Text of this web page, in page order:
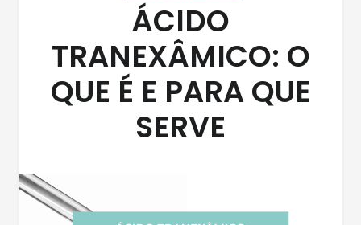
ÁCIDO
TRANEXÂMICO: O
QUE É E PARA QUE
SERVE